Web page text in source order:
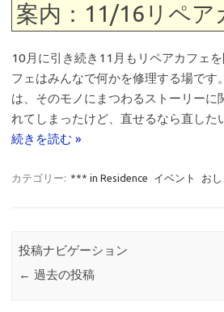
案内：11/16リペア
10月に引き続き11月もリペアカフェ
フェはみんなで何かを修理する場です
は、そのモノにまつわるストーリーに
れてしまったけど、直せるなら直し
続きを読む »
カテゴリー: *** in Residence イベント お
投稿ナビゲーション
← 過去の投稿